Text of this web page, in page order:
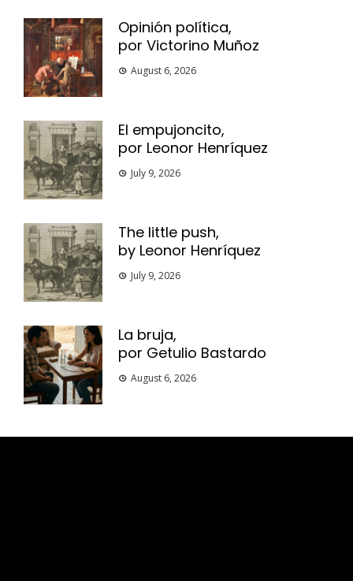
Opinión política,
por Victorino Muñoz
August 6, 2026
El empujoncito,
por Leonor Henríquez
July 9, 2026
The little push,
by Leonor Henríquez
July 9, 2026
La bruja,
por Getulio Bastardo
August 6, 2026